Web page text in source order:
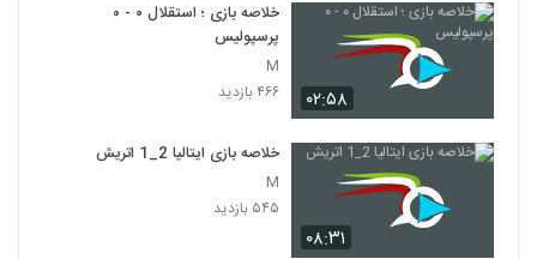
۰۲:۵۸
خلاصه بازی ؛ استقلال ۰ - ۰
پرسپولیس
M
۴۶۶ بازدید
۰۸:۳۱
خلاصه بازی ایتالیا 2_1 اتريش
M
۵۴۵ بازدید